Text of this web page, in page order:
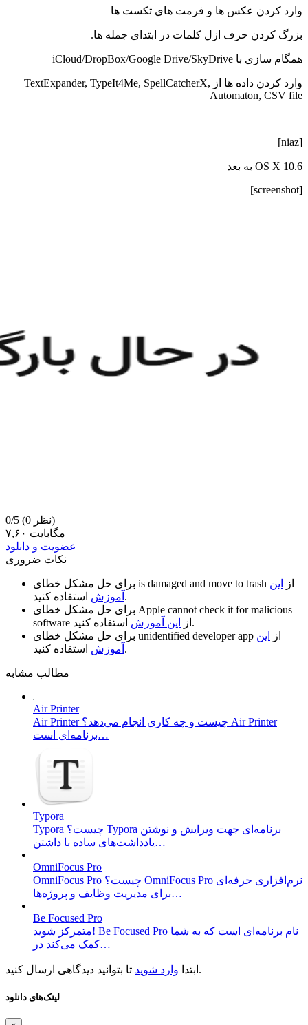
وارد کردن عکس ها و فرمت های تکست ها
بزرگ کردن حرف ازل کلمات در ابتدای جمله ها.
همگام سازی با iCloud/DropBox/Google Drive/SkyDrive
وارد کردن داده ها از TextExpander, TypeIt4Me, SpellCatcherX,
Automaton, CSV file
[niaz]
OS X 10.6 به بعد
[screenshot]
0/5
(0 نظر)
۷,۶۰ مگابایت
عضویت و دانلود
نکات ضروری
is damaged and move to trash از
این
آموزش استفاده کنید.
Apple cannot check it for malicious
software
از این آموزش
استفاده کنید.
unidentified developer app از
این
آموزش استفاده کنید.
مطالب مشابه
Air Printer
Air Printer چیست و چه کاری انجام می‌دهد؟ Air Printer
برنامه‌ای است…
Typora
Typora چیست؟ Typora برنامه‌ای جهت ویرایش و نوشتن
یادداشت‌های ساده با داشتن…
OmniFocus Pro
OmniFocus Pro چیست؟ OmniFocus Pro نرم‌افزاری حرفه‌ای
برای مدیریت وظایف و پروژه‌ها…
Be Focused Pro
متمرکز شوید! Be Focused Pro نام برنامه‌ای است که به شما
کمک می‌کند در…
ابتدا وارد شوید تا بتوانید دیدگاهی ارسال کنید.
لینک‌های دانلود